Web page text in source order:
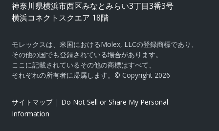
神奈川県横浜市西区みなとみらい3丁目3番3号
横浜コネクトスクエア 18階
モレックスは、米国におけるMolex, LLCの登録商標であり、
その他の国でも登録されている場合があります。
ここに記載されているその他の商標はすべて、
それぞれの所有者に帰属します。© Copyright 2026
サイトマップ| Do Not Sell or Share My Personal
Information